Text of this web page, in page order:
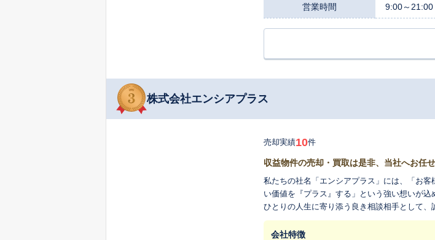
営業時間 9:00～21:00
株式会社エンシアプラス
売却実績10件
収益物件の売却・買取は是非、当社へお任
私たちの社名「エンシアプラス」には、「お
い価値を『プラス』する」という強い想いが
ひとりの人生に寄り添う良き相談相手として、誠心誠意お手伝
入を得るための不動産」を専門に、一棟アパ
切に育ててこられた資産の価値を最大限に高
会社特徴